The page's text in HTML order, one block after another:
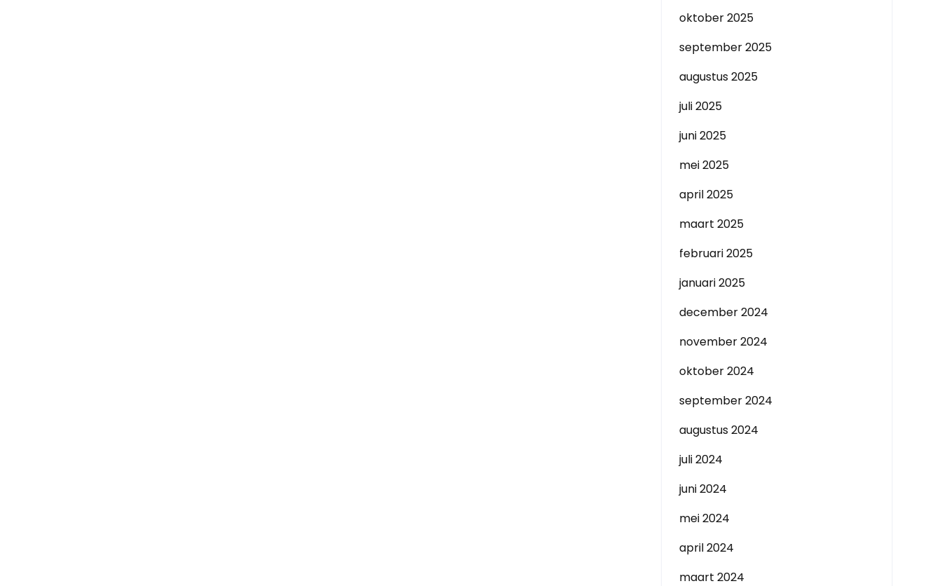
oktober 2025
september 2025
augustus 2025
juli 2025
juni 2025
mei 2025
april 2025
maart 2025
februari 2025
januari 2025
december 2024
november 2024
oktober 2024
september 2024
augustus 2024
juli 2024
juni 2024
mei 2024
april 2024
maart 2024